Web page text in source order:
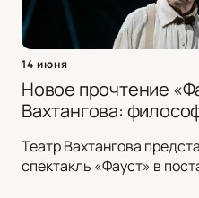
14 июня
Новое прочтение
Вахтангова:
Театр Вахтангова
спектакль «Фауст» в